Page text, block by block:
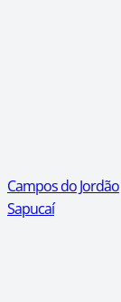
Campos do Jordão
Sapucaí